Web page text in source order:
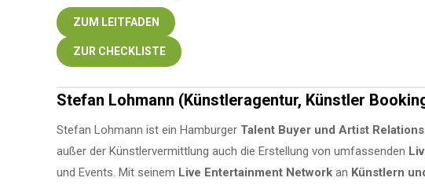
ZUM LEITFADEN
ZUR CHECKLISTE
Stefan Lohmann (Künstleragentur, Künstler
Stefan Lohmann ist ein Hamburger Talent Buyer und Artist
außer der Künstlervermittlung auch die Erstellung von umfassenden
und Events. Mit seinem Live Entertainment Network an Künstlern